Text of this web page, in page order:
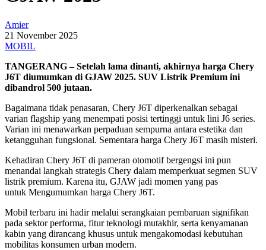
Amier
21 November 2025
MOBIL
TANGERANG – Setelah lama dinanti, akhirnya harga Chery
J6T diumumkan di GJAW 2025. SUV Listrik Premium ini
dibandrol 500 jutaan.
Bagaimana tidak penasaran, Chery J6T diperkenalkan sebagai
varian flagship yang menempati posisi tertinggi untuk lini J6 series.
Varian ini menawarkan perpaduan sempurna antara estetika dan
ketangguhan fungsional. Sementara harga Chery J6T masih misteri.
Kehadiran Chery J6T di pameran otomotif bergengsi ini pun
menandai langkah strategis Chery dalam memperkuat segmen SUV
listrik premium. Karena itu, GJAW jadi momen yang pas
untuk Mengumumkan harga Chery J6T.
Mobil terbaru ini hadir melalui serangkaian pembaruan signifikan
pada sektor performa, fitur teknologi mutakhir, serta kenyamanan
kabin yang dirancang khusus untuk mengakomodasi kebutuhan
mobilitas konsumen urban modern.